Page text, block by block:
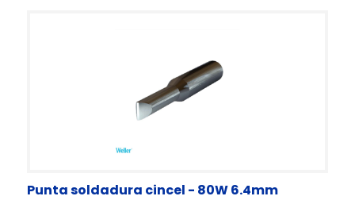
Punta soldadura cincel - 80W 6.4mm